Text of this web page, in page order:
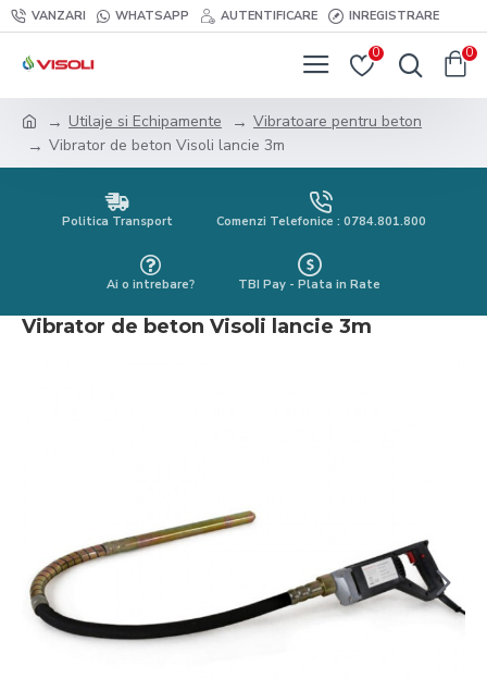
VANZARI WHATSAPP AUTENTIFICARE INREGISTRARE
0 0
Utilaje si Echipamente
Vibratoare pentru beton
Vibrator de beton Visoli lancie 3m
Politica Transport Comenzi Telefonice : 0784.801.800
Ai o intrebare? TBI Pay - Plata in Rate
Vibrator de beton Visoli lancie 3m